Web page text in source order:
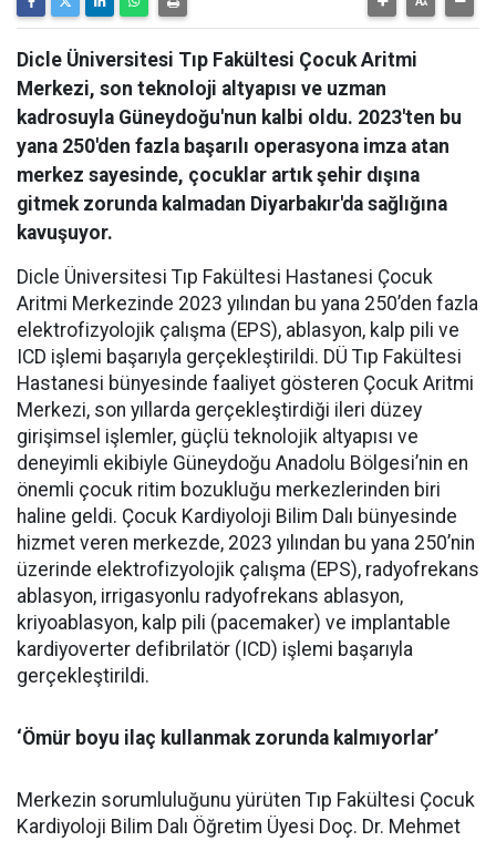
Dicle Üniversitesi Tıp Fakültesi Çocuk Aritmi
Merkezi, son teknoloji altyapısı ve uzman
kadrosuyla Güneydoğu'nun kalbi oldu. 2023'ten bu
yana 250'den fazla başarılı operasyona imza atan
merkez sayesinde, çocuklar artık şehir dışına
gitmek zorunda kalmadan Diyarbakır'da sağlığına
kavuşuyor.
Dicle Üniversitesi Tıp Fakültesi Hastanesi Çocuk
Aritmi Merkezinde 2023 yılından bu yana 250’den fazla
elektrofizyolojik çalışma (EPS), ablasyon, kalp pili ve
ICD işlemi başarıyla gerçekleştirildi. DÜ Tıp Fakültesi
Hastanesi bünyesinde faaliyet gösteren Çocuk Aritmi
Merkezi, son yıllarda gerçekleştirdiği ileri düzey
girişimsel işlemler, güçlü teknolojik altyapısı ve
deneyimli ekibiyle Güneydoğu Anadolu Bölgesi’nin en
önemli çocuk ritim bozukluğu merkezlerinden biri
haline geldi. Çocuk Kardiyoloji Bilim Dalı bünyesinde
hizmet veren merkezde, 2023 yılından bu yana 250’nin
üzerinde elektrofizyolojik çalışma (EPS), radyofrekans
ablasyon, irrigasyonlu radyofrekans ablasyon,
kriyoablasyon, kalp pili (pacemaker) ve implantable
kardiyoverter defibrilatör (ICD) işlemi başarıyla
gerçekleştirildi.
‘Ömür boyu ilaç kullanmak zorunda kalmıyorlar’
Merkezin sorumluluğunu yürüten Tıp Fakültesi Çocuk
Kardiyoloji Bilim Dalı Öğretim Üyesi Doç. Dr. Mehmet